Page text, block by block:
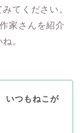
てください。
家さんを紹介
。
いつもねこが